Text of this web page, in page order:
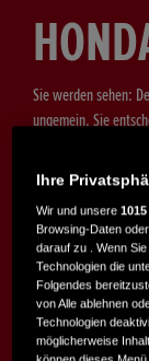
Sie werden sehen:
ungemein. Sie
mindestens 12
Wir möchten darauf
Gebrauchtwagen um
Fahrzeuge sind mit dem
jeweiligen Bedingungen
HONDA
Ihre
Wir und unsere1015
Browsing-Daten
darauf zu . Wenn
Technologien die
Folgendes
von Alle ablehnen
Technologien
möglicherweise